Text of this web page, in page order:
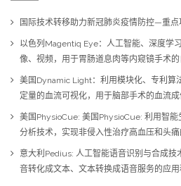
国际技术转移助力新冠肺炎疫情防控—重
以色列Magentiq Eye：人工智能、深度学
像、视频，用于胃肠道息肉等内窥镜手术
美国Dynamic Light：利用模块化、专利算
定量的血流可视化，用于脑部手术的血流
美国PhysioCue: 美国PhysioCue: 利用智
分析技术，实现非侵入性治疗高血压和头
意大利Pedius: 人工智能语音识别与合成技
音转化成文本、文本转换成语音服务的应